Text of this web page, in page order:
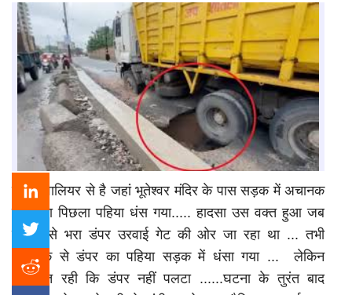
खबर ग्वालियर से है जहां भूतेश्वर मंदिर के पास सड़क में अचानक
डंपर का पिछला पहिया धंस गया..... हादसा उस वक्त हुआ जब
गिट्टी से भरा डंपर उरवाई गेट की ओर जा रहा था ... तभी
अचानक से डंपर का पहिया सड़क में धंसा गया ... लेकिन
गनीमत रही कि डंपर नहीं पलटा ......घटना के तुरंत बाद